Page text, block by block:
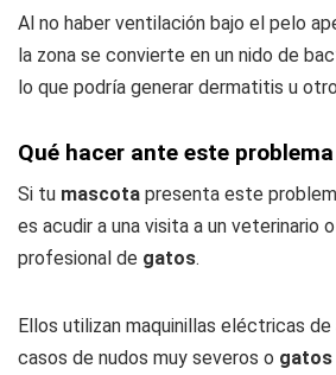
Al no haber ventilación bajo el pelo
la zona se convierte en un nido de
lo que podría generar dermatitis u
Qué hacer ante este problema
Si tu mascota presenta este
es acudir a una visita a un veterinario
profesional de gatos.
Ellos utilizan maquinillas eléctricas
casos de nudos muy severos o gatos